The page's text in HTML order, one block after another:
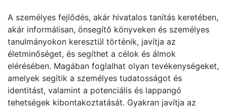
A személyes fejlődés, akár hivatalos tanítás keretében,
akár informálisan, önsegítő könyveken és személyes
tanulmányokon keresztül történik, javítja az
életminőséget, és segíthet a célok és álmok
elérésében. Magában foglalhat olyan tevékenységeket,
amelyek segítik a személyes tudatosságot és
identitást, valamint a potenciális és lappangó
tehetségek kibontakoztatását. Gyakran javítja az